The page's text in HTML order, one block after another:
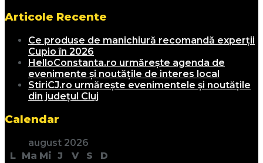
Articole Recente
Ce produse de manichiură recomandă experții
Cupio în 2026
HelloConstanta.ro urmărește agenda de
evenimente și noutățile de interes local
StiriCJ.ro urmărește evenimentele și noutățile
din județul Cluj
Calendar
august 2026
L Ma Mi J V S
D